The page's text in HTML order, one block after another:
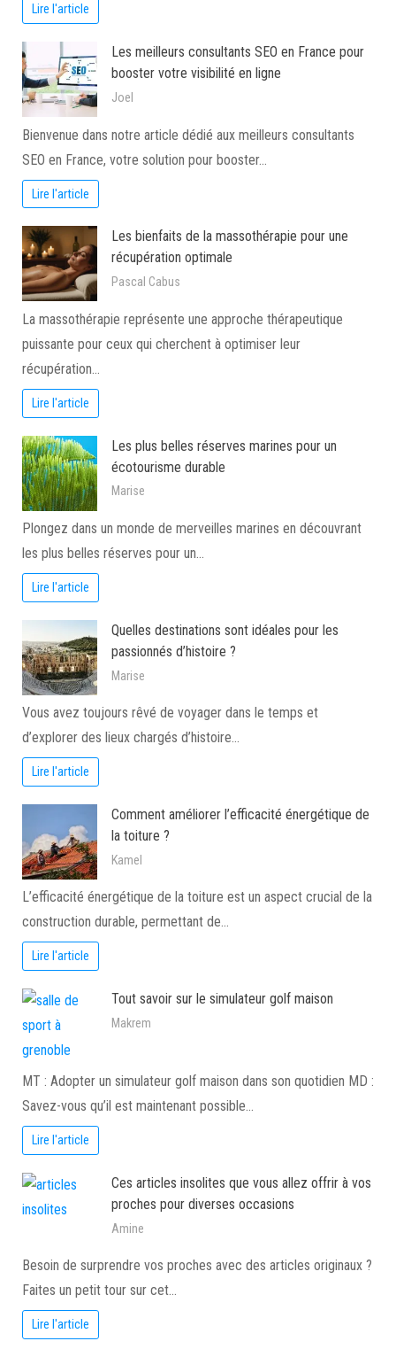
Lire l'article
Les meilleurs consultants SEO en France pour
booster votre visibilité en ligne
Joel
Bienvenue dans notre article dédié aux meilleurs consultants
SEO en France, votre solution pour booster…
Lire l'article
Les bienfaits de la massothérapie pour une
récupération optimale
Pascal Cabus
La massothérapie représente une approche thérapeutique
puissante pour ceux qui cherchent à optimiser leur
récupération…
Lire l'article
Les plus belles réserves marines pour un
écotourisme durable
Marise
Plongez dans un monde de merveilles marines en découvrant
les plus belles réserves pour un…
Lire l'article
Quelles destinations sont idéales pour les
passionnés d’histoire ?
Marise
Vous avez toujours rêvé de voyager dans le temps et
d’explorer des lieux chargés d’histoire…
Lire l'article
Comment améliorer l’efficacité énergétique de
la toiture ?
Kamel
L’efficacité énergétique de la toiture est un aspect crucial de la
construction durable, permettant de…
Lire l'article
Tout savoir sur le simulateur golf maison
Makrem
MT : Adopter un simulateur golf maison dans son quotidien MD :
Savez-vous qu’il est maintenant possible…
Lire l'article
Ces articles insolites que vous allez offrir à vos
proches pour diverses occasions
Amine
Besoin de surprendre vos proches avec des articles originaux ?
Faites un petit tour sur cet…
Lire l'article